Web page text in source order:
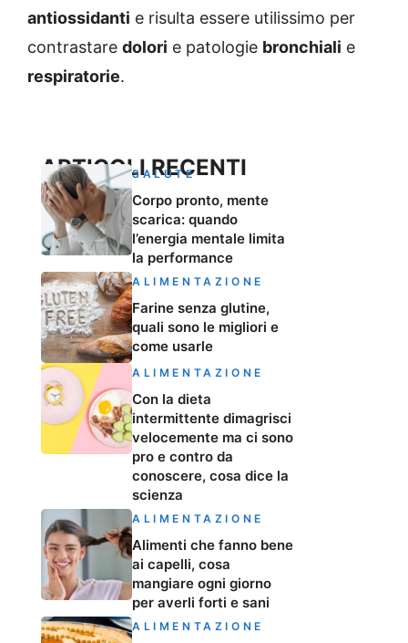
antiossidanti e risulta essere utilissimo per
contrastare dolori e patologie bronchiali e
respiratorie.
ARTICOLI RECENTI
SALUTE
Corpo pronto, mente
scarica: quando
l’energia mentale limita
la performance
ALIMENTAZIONE
Farine senza glutine,
quali sono le migliori e
come usarle
ALIMENTAZIONE
Con la dieta
intermittente dimagrisci
velocemente ma ci sono
pro e contro da
conoscere, cosa dice la
scienza
ALIMENTAZIONE
Alimenti che fanno bene
ai capelli, cosa
mangiare ogni giorno
per averli forti e sani
ALIMENTAZIONE